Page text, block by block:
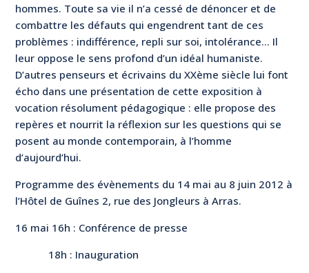
hommes. Toute sa vie il n’a cessé de dénoncer et de
combattre les défauts qui engendrent tant de ces
problèmes : indifférence, repli sur soi, intolérance… Il
leur oppose le sens profond d’un idéal humaniste.
D’autres penseurs et écrivains du XXème siècle lui font
écho dans une présentation de cette exposition à
vocation résolument pédagogique : elle propose des
repères et nourrit la réflexion sur les questions qui se
posent au monde contemporain, à l’homme
d’aujourd’hui.
Programme des évènements du 14 mai au 8 juin 2012 à
l’Hôtel de Guînes 2, rue des Jongleurs à Arras.
16 mai 16h : Conférence de presse
18h : Inauguration